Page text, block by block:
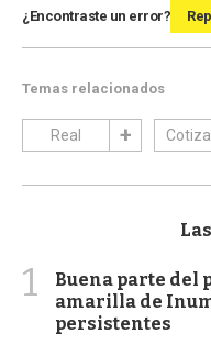
¿Encontraste un error?
Temas relacionados
Real
1
Buena parte del
amarilla de
persistentes